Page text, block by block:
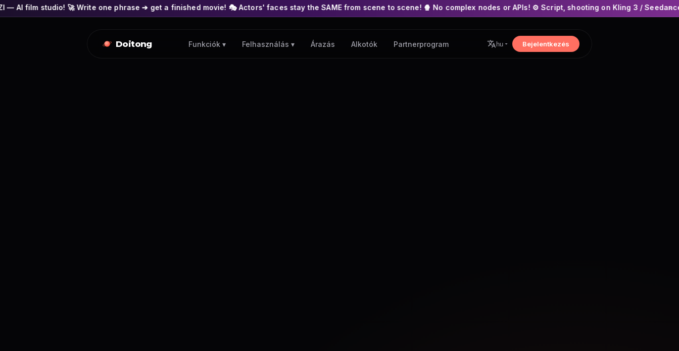
🚀 Write one phrase ➔ get a finished movie! 🎭 Actors' faces stay the SAME from scene to scene! 🍿 No complex nodes or APIs! ⚙️ Script, shooting on Kling 3 / Seedance 2 and auto-×
Doitong Funkciók ▾ Felhasználás ▾ Árazás Alkotók Partnerprogram hu Bejelentkezés